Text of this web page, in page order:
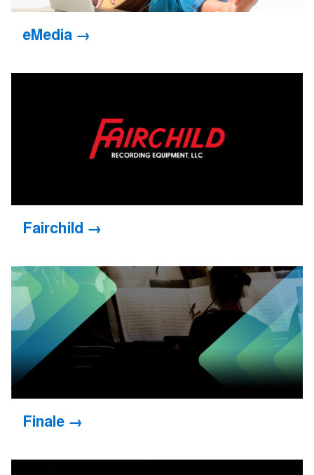
eMedia
Fairchild
Finale